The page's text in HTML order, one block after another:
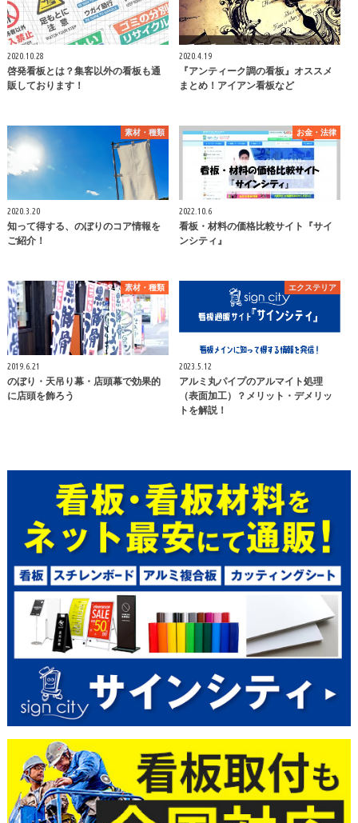
2020.10.28
啓発看板とは？集客以外の看板も通
販しております！
2020.4.19
『アンティーク調の看板』オススメ
まとめ！アイアン看板など
素材・種類
2020.3.20
知って得する、のぼりのコア情報を
ご紹介！
お金・法律
2022.10.6
看板・材料の価格比較サイト『サイ
ンシティ』
素材・種類
2019.6.21
のぼり・天吊り幕・店頭幕で効果的
に店頭を飾ろう
エクステリア
2023.5.12
アルミ丸パイプのアルマイト処理
（表面加工）？メリット・デメリッ
トを解説！